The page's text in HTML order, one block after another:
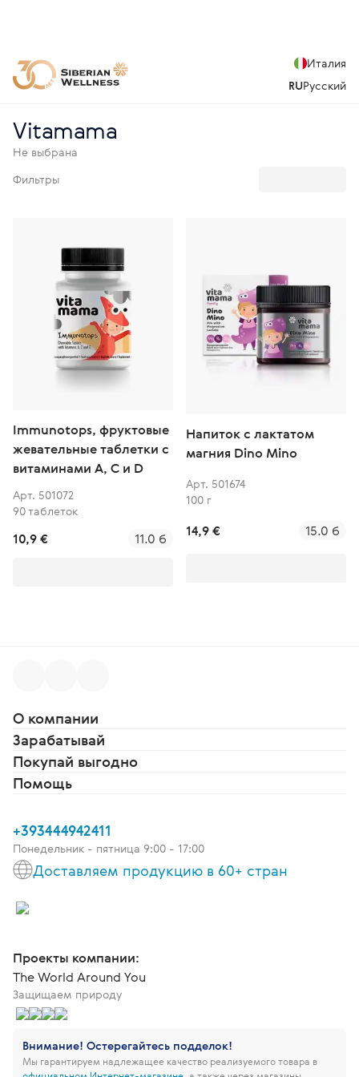
Италия
RUРусский
Vitamama
Не выбрана
Фильтры
Immunotops, фруктовые
жевательные таблетки с
витаминами A, C и D
Арт. 501072
90 таблеток
10,9 € 11.0 б
Напиток с лактатом
магния Dino Mino
Арт. 501674
100 г
14,9 € 15.0 б
О компании
Зарабатывай
Покупай выгодно
Помощь
+393444942411
Понедельник - пятница 9:00 - 17:00
Доставляем продукцию в 60+ стран
Проекты компании:
The World Around You
Защищаем природу
Внимание! Остерегайтесь подделок!
Мы гарантируем надлежащее качество реализуемого товара в